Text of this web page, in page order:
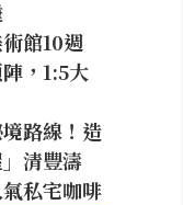
館10週
，1:5大
路線！造
清豐濤
私宅咖啡